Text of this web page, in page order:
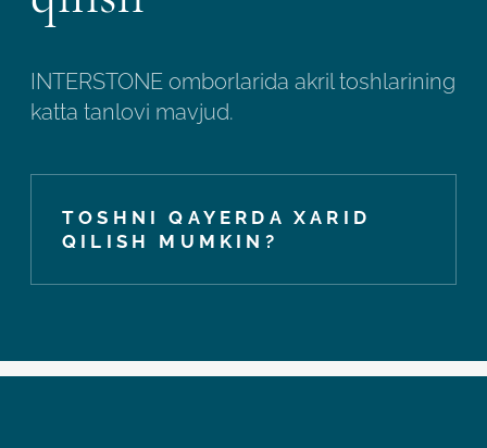
INTERSTONE omborlarida akril toshlarining
katta tanlovi mavjud.
TOSHNI QAYERDA XARID
QILISH MUMKIN?